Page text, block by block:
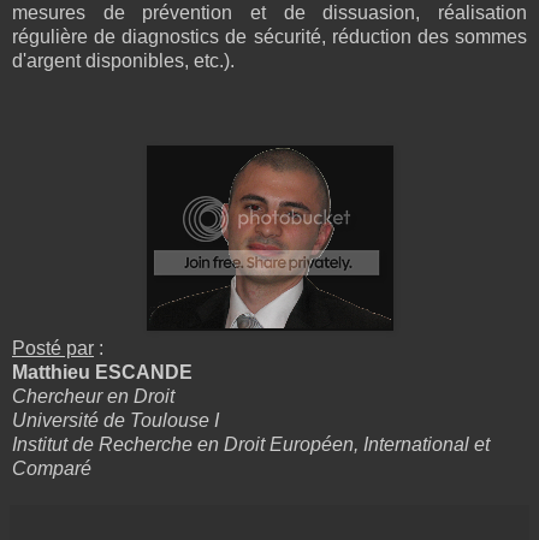
mesures de prévention et de dissuasion, réalisation
régulière de diagnostics de sécurité, réduction des sommes
d'argent disponibles, etc.).
Posté par :
Matthieu ESCANDE
Chercheur en Droit
Université de Toulouse I
Institut de Recherche en Droit Européen, International et
Comparé